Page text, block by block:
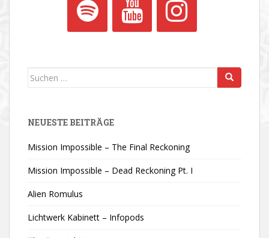
Suchen
NEUESTE BEITRÄGE
Mission Impossible – The Final Reckoning
Mission Impossible – Dead Reckoning Pt. I
Alien Romulus
Lichtwerk Kabinett – Infopods